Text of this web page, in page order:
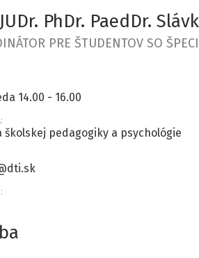
PhDr. PaedDr.
PRE ŠTUDENTOV SO
14.00 - 16.00
školskej pedagogiky a psychológie